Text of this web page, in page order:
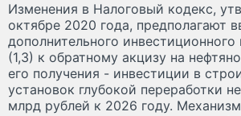
Изменения в Налоговый кодекс,
октябре 2020 года, предполагают
дополнительного
(1,3) к обратному акцизу на
его получения - инвестиции в
установок глубокой переработки
млрд рублей к 2026 году.